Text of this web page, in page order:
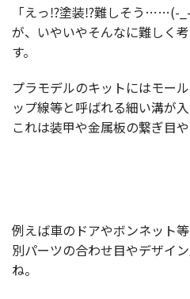
「えっ⁉塗装⁉難しそう……(-
が、いやいやそんなに難しく
す。
プラモデルのキットにはモー
ップ線等と呼ばれる細い溝が入
これは装甲や金属板の繋ぎ目
例えば車のドアやボンネット
別パーツの合わせ目やデザイ
ね。